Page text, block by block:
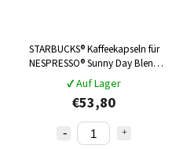
STARBUCKS® Kaffeekapseln für
NESPRESSO® Sunny Day Blend
LUNGO 120 Stück
✔ Auf Lager
€53,80